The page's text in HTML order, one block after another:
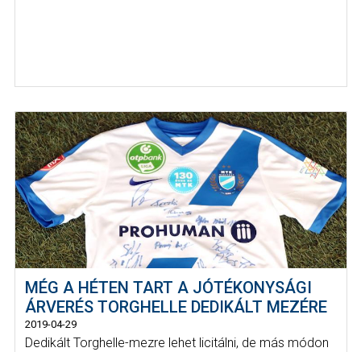
MÉG A HÉTEN TART A JÓTÉKONYSÁGI
ÁRVERÉS TORGHELLE DEDIKÁLT MEZÉRE
2019-04-29
Dedikált Torghelle-mezre lehet licitálni, de más módon